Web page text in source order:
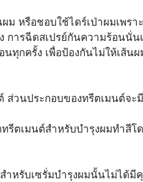
หรือชอบใช้ไดร์เป่าผมเพรา
การฉีดสเปรย์กันความร้อนนั่น
กครั้ง เพื่อป้องกันไม่ให้เส้นผ
ส่วนประกอบของทรีตเมนต์จะ
รีตเมนต์สำหรับบำรุงผมทำสีโ
ำหรับเซรั่มบำรุงผมนั้นไม่ได้